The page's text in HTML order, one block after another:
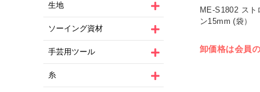
生地
ソーイング資材
手芸用ツール
糸
ME-S1802 スト
ン15mm (袋）
卸価格は会員